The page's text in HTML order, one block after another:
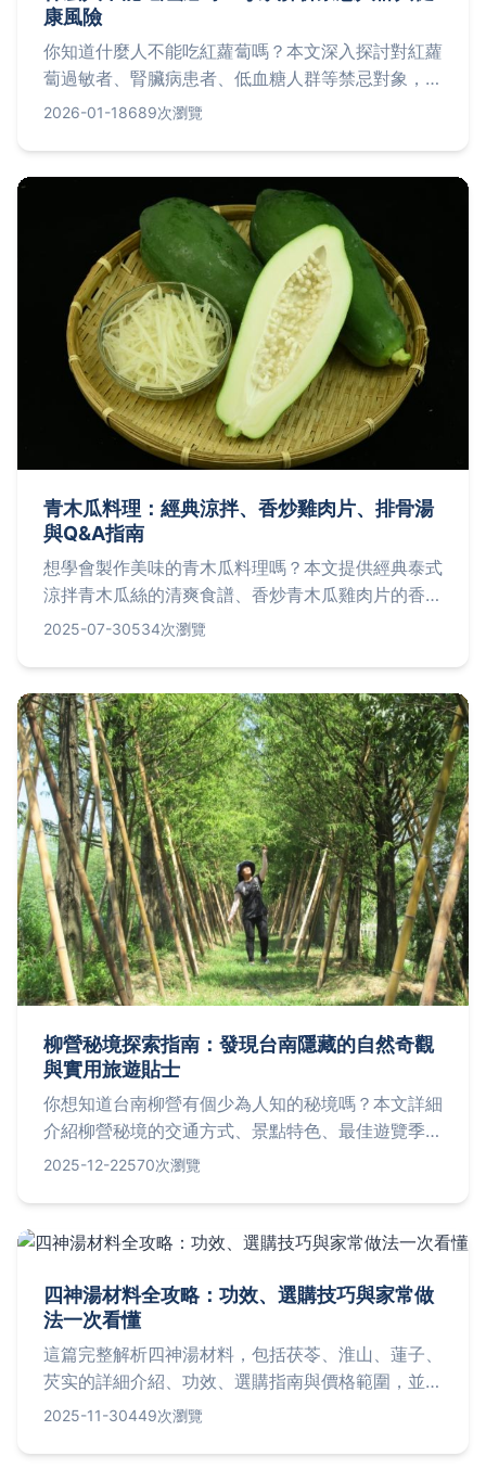
康風險
你知道什麼人不能吃紅蘿蔔嗎？本文深入探討對紅蘿
蔔過敏者、腎臟病患者、低血糖人群等禁忌對象，提
供科學依據與實用建議，幫助你避免健康風險，並解
2026-01-18689次瀏覽
青木瓜料理：經典涼拌、香炒雞肉片、排骨湯
與Q&A指南
想學會製作美味的青木瓜料理嗎？本文提供經典泰式
涼拌青木瓜絲的清爽食譜、香炒青木瓜雞肉片的香氣
四溢做法，以及清甜青木瓜排骨湯的滋補秘訣，還有
巧與知識。
2025-07-30534次瀏覽
柳營秘境探索指南：發現台南隱藏的自然奇觀
與實用旅遊貼士
你想知道台南柳營有個少為人知的秘境嗎？本文詳細
介紹柳營秘境的交通方式、景點特色、最佳遊覽季節
和常見問題，提供實用貼士幫助你規劃完美旅程，避
2025-12-22570次瀏覽
四神湯材料全攻略：功效、選購技巧與家常做
法一次看懂
這篇完整解析四神湯材料，包括茯苓、淮山、蓮子、
芡实的詳細介紹、功效、選購指南與價格範圍，並提
供簡單家常做法與常見問答。無論是養生新手還是老
2025-11-30449次瀏覽